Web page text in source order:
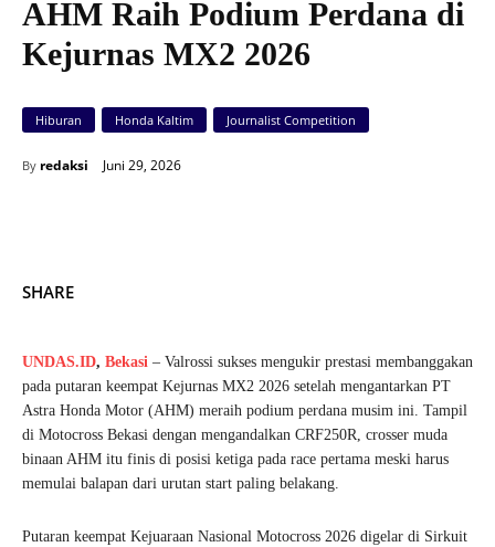
AHM Raih Podium Perdana di
Kejurnas MX2 2026
Hiburan Honda Kaltim Journalist Competition
By redaksi Juni 29, 2026
SHARE
UNDAS.ID, Bekasi – Valrossi sukses mengukir prestasi membanggakan
pada putaran keempat Kejurnas MX2 2026 setelah mengantarkan PT
Astra Honda Motor (AHM) meraih podium perdana musim ini. Tampil
di Motocross Bekasi dengan mengandalkan CRF250R, crosser muda
binaan AHM itu finis di posisi ketiga pada race pertama meski harus
memulai balapan dari urutan start paling belakang.
Putaran keempat Kejuaraan Nasional Motocross 2026 digelar di Sirkuit